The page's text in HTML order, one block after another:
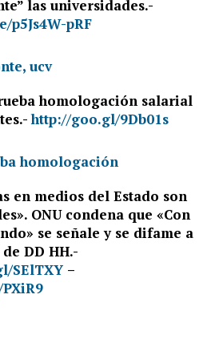
las universidades.-
p5Js4W-pRF
homologación salarial
http://goo.gl/9Db01s
en medios del Estado son
ONU condena que «Con
se señale y se difame a
DD HH.-
SElTXY –